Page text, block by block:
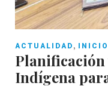
ACTUALIDAD , INICIO
Planificación
Indígena